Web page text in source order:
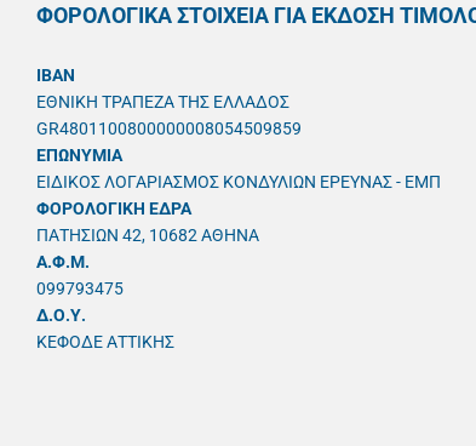
ΦΟΡΟΛΟΓΙΚΑ ΣΤΟΙΧΕΙΑ ΓΙΑ ΕΚΔΟΣΗ
IBAN
ΕΘΝΙΚΗ ΤΡΑΠΕΖΑ ΤΗΣ ΕΛΛΑΔΟΣ
GR4801100800000008054509859
ΕΠΩΝΥΜΙΑ
ΕΙΔΙΚΟΣ ΛΟΓΑΡΙΑΣΜΟΣ ΚΟΝΔΥΛΙΩΝ ΕΡΕΥΝΑΣ - ΕΜΠ
ΦΟΡΟΛΟΓΙΚΗ ΕΔΡΑ
ΠΑΤΗΣΙΩΝ 42, 10682 ΑΘΗΝΑ
A.Φ.Μ.
099793475
Δ.Ο.Υ.
ΚΕΦΟΔΕ ΑΤΤΙΚΗΣ